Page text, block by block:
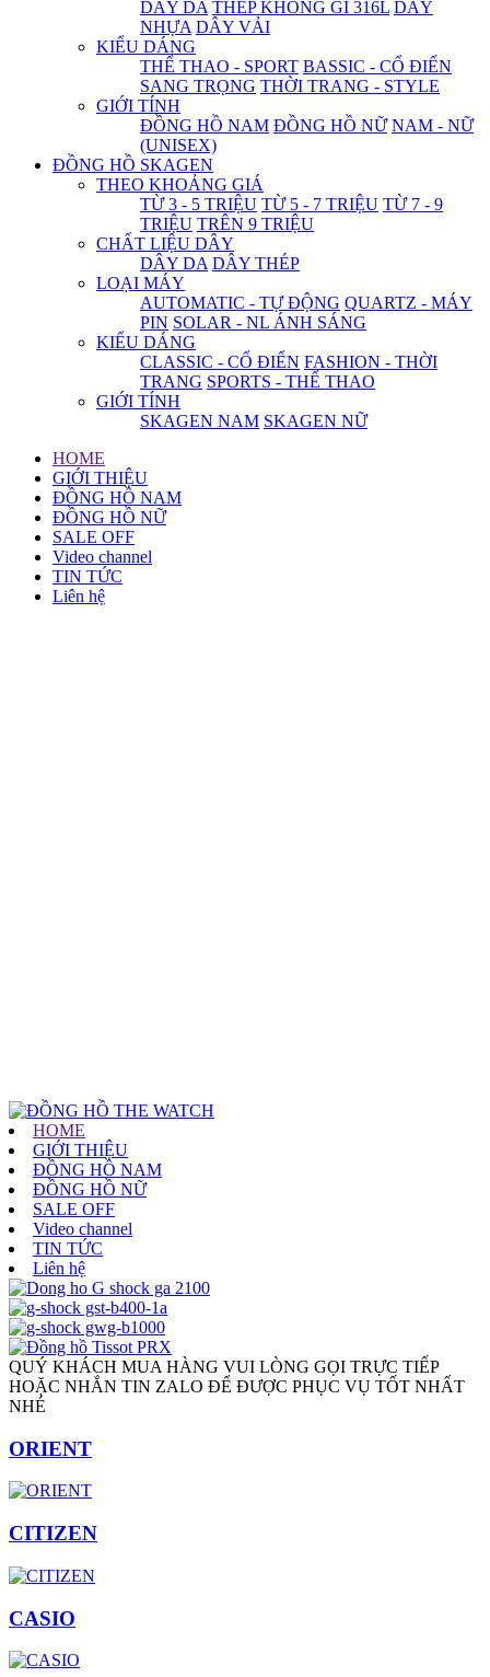
DÂY DA THÉP KHÔNG GỈ 316L DÂY
NHỰA DÂY VẢI
KIỂU DÁNG
THỂ THAO - SPORT BASSIC - CỔ ĐIỂN
SANG TRỌNG THỜI TRANG - STYLE
GIỚI TÍNH
ĐỒNG HỒ NAM ĐỒNG HỒ NỮ NAM - NỮ
(UNISEX)
ĐỒNG HỒ SKAGEN
THEO KHOẢNG GIÁ
TỪ 3 - 5 TRIỆU TỪ 5 - 7 TRIỆU TỪ 7 - 9
TRIỆU TRÊN 9 TRIỆU
CHẤT LIỆU DÂY
DÂY DA DÂY THÉP
LOẠI MÁY
AUTOMATIC - TỰ ĐỘNG QUARTZ - MÁY
PIN SOLAR - NL ÁNH SÁNG
KIỂU DÁNG
CLASSIC - CỔ ĐIỂN FASHION - THỜI
TRANG SPORTS - THỂ THAO
GIỚI TÍNH
SKAGEN NAM SKAGEN NỮ
HOME
GIỚI THIỆU
ĐỒNG HỒ NAM
ĐỒNG HỒ NỮ
SALE OFF
Video channel
TIN TỨC
Liên hệ
HOME
GIỚI THIỆU
ĐỒNG HỒ NAM
ĐỒNG HỒ NỮ
SALE OFF
Video channel
TIN TỨC
Liên hệ
QUÝ KHÁCH MUA HÀNG VUI LÒNG GỌI TRỰC TIẾP
HOẶC NHẮN TIN ZALO ĐỂ ĐƯỢC PHỤC VỤ TỐT NHẤT
NHÉ
ORIENT
CITIZEN
CASIO